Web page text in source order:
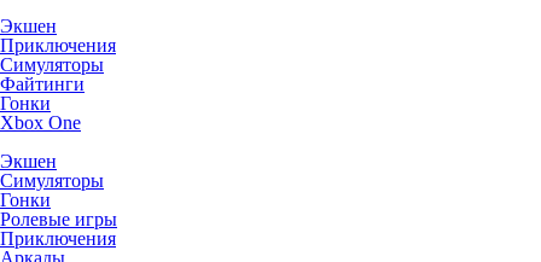
Экшен
Приключения
Симуляторы
Файтинги
Гонки
Xbox One
Экшен
Симуляторы
Гонки
Ролевые игры
Приключения
Аркады